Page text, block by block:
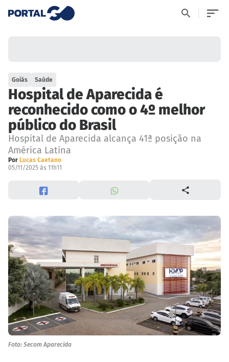
Goiás Saúde
Hospital de Aparecida é
reconhecido como o 4º melhor
público do Brasil
Hospital de Aparecida alcança 41ª posição na
América Latina
Por Lucas Caetano
05/11/2025 às 11h11
Foto: Secom Aparecida